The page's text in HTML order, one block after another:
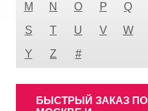
M
N O P Q
S
T U V W
Y
Z #
БЫСТРЫЙ ЗАКАЗ ПО